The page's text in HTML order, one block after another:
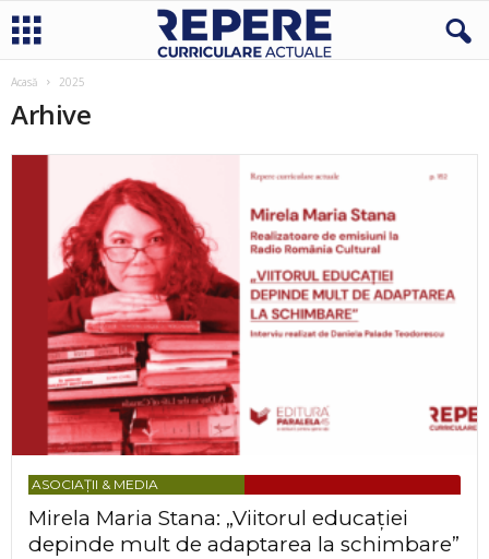
Acasă 2025
Arhive
ASOCIAȚII & MEDIA
Mirela Maria Stana: „Viitorul educației
depinde mult de adaptarea la schimbare”